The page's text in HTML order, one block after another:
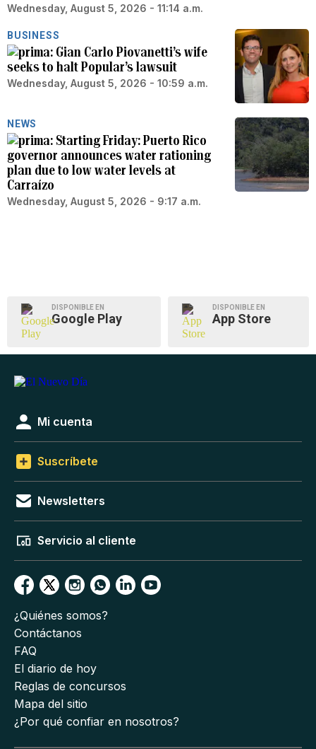
Wednesday, August 5, 2026 - 11:14 a.m.
BUSINESS
Gian Carlo Piovanetti’s wife
seeks to halt Popular’s lawsuit
Wednesday, August 5, 2026 - 10:59 a.m.
NEWS
Starting Friday: Puerto Rico
governor announces water rationing
plan due to low water levels at
Carraízo
Wednesday, August 5, 2026 - 9:17 a.m.
DISPONIBLE EN
Google Play
DISPONIBLE EN
App Store
Mi cuenta
Suscríbete
Newsletters
Servicio al cliente
¿Quiénes somos?
Contáctanos
FAQ
El diario de hoy
Reglas de concursos
Mapa del sitio
¿Por qué confiar en nosotros?